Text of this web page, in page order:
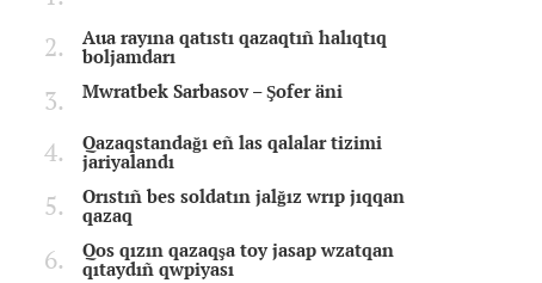
Aua rayına qatıstı qazaqtıñ halıqtıq
boljamdarı
Mwratbek Sarbasov – Şofer äni
Qazaqstandağı eñ las qalalar tizimi
jariyalandı
Orıstıñ bes soldatın jalğız wrıp jıqqan
qazaq
Qos qızın qazaqşa toy jasap wzatqan
qıtaydıñ qwpiyası